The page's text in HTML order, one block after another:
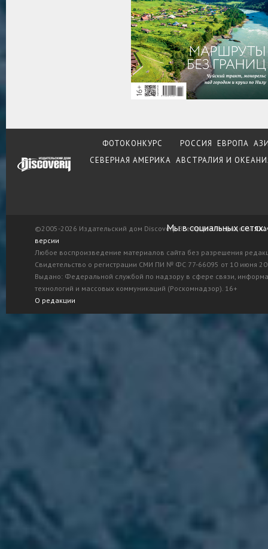
ФОТОКОНКУРС РОССИЯ ЕВРОПА
СЕВЕРНАЯ АМЕРИКА АВСТРАЛИЯ И
©2005-2026 Издательский дом Discovery. Все права защищены.
версии
Любое воспроизведение материалов сайта без разрешения
Свидетельство о регистрации СМИ ПИ № ФС 77-66095 от 10 июня
Выдано: Федеральной службой по надзору в сфере связи,
технологий и массовых коммуникаций (Роскомнадзор). 16+
О редакции
Мы в социальных сетях: